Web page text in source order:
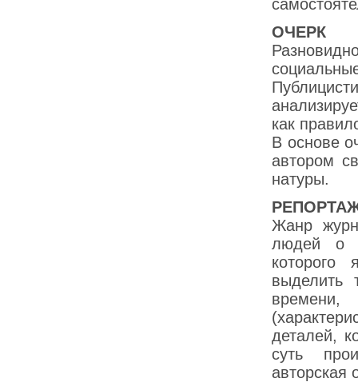
ОЧЕРК
как
В основе
автором
натуры.
Жанр
людей о
которого
выделить
времени,
деталей,
суть
авторская